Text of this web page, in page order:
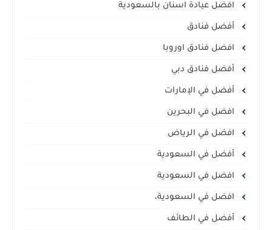
افضل عيادة اسنان بالسعودية
أفضل فنادق
افضل فنادق اوروبا
أفضل فنادق دبي
أفضل في الإمارات
افضل في البحرين
افضل في الرياض
أفضل في السعودية
افضل في السعودية
افضل في السعودية،
أفضل في الطائف